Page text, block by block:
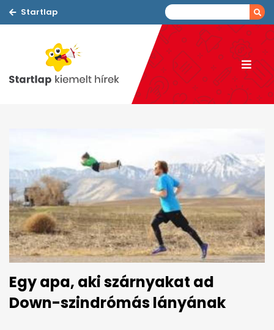
Startlap
Egy apa, aki szárnyakat ad
Down-szindrómás lányának